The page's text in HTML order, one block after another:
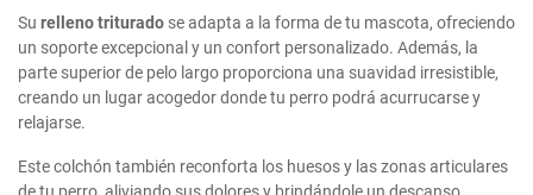
Su relleno triturado se adapta a la forma de tu mascota, ofreciendo
un soporte excepcional y un confort personalizado. Además, la
parte superior de pelo largo proporciona una suavidad irresistible,
creando un lugar acogedor donde tu perro podrá acurrucarse y
relajarse.
Este colchón también reconforta los huesos y las zonas articulares